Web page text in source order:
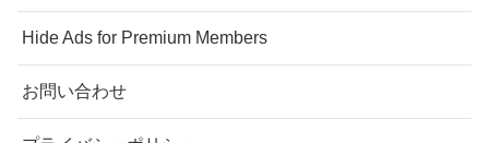
Hide Ads for Premium Members
お問い合わせ